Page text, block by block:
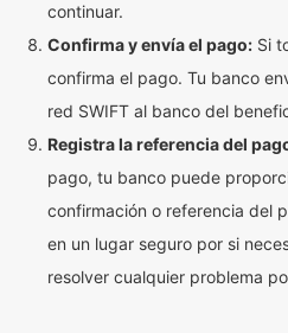
continuar.
Confirma y envía el pago: Si
confirma el pago. Tu banco
red SWIFT al banco del
Registra la referencia del
pago, tu banco puede
confirmación o referencia del
en un lugar seguro por si
resolver cualquier problema